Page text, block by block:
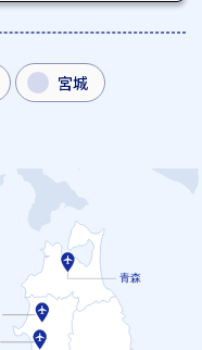
宮城
青森